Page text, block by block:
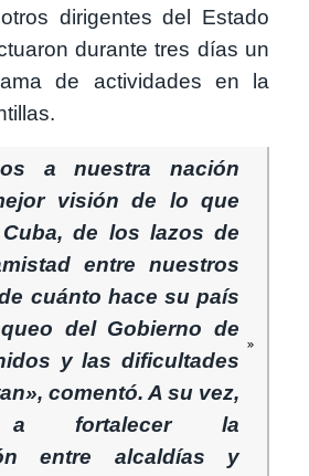
dirigentes del Estado
durante tres días un
de actividades en la
a nuestra nación
visión de lo que
de los lazos de
entre nuestros
cuánto hace su país
del Gobierno de
y las dificultades
comentó. A su vez,
a fortalecer la
entre alcaldías y